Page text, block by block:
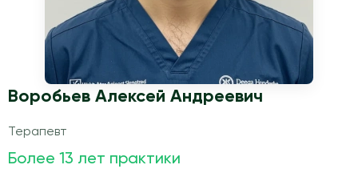
Воробьев Алексей Андреевич
Терапевт
Более 13 лет практики